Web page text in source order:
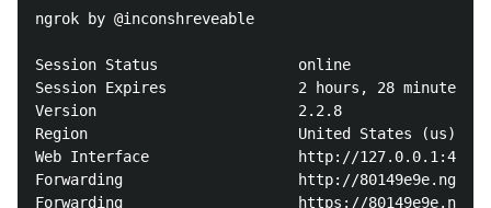
ngrok by @inconshreveable
Session Status                online
Session Expires               2 hours, 28 minutes
Version                       2.2.8
Region                        United States (us)
Web Interface                 http://127.0.0.1:4040
Forwarding                    http://
Forwarding                    https://